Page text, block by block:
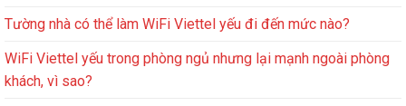
Tường nhà có thể làm WiFi Viettel yếu đi đến mức nào?
WiFi Viettel yếu trong phòng ngủ nhưng lại mạnh ngoài phòng
khách, vì sao?